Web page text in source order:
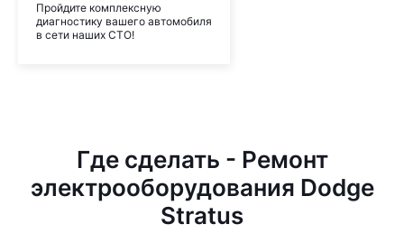
Пройдите комплексную
диагностику вашего автомобиля
в сети наших СТО!
Где сделать - Ремонт
электрооборудования Dodge
Stratus